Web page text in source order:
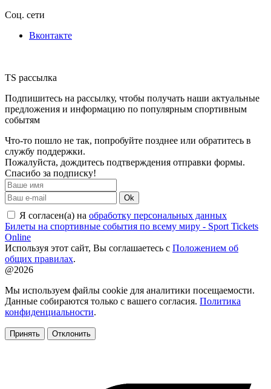
Соц. сети
Вконтакте
TS рассылка
Подпишитесь на рассылку, чтобы получать наши актуальные
предложения и информацию по популярным спортивным
событям
Что-то пошло не так, попробуйте позднее или обратитесь в
службу поддержки.
Пожалуйста, дождитесь подтверждения отправки формы.
Спасибо за подписку!
Ok
Я согласен(а) на обработку персональных данных
Билеты на спортивные события по всему миру - Sport Tickets
Online
Используя этот сайт, Вы соглашаетесь с Положением об
общих правилах.
@2026
Мы используем файлы cookie для аналитики посещаемости.
Данные собираются только с вашего согласия. Политика
конфиденциальности.
Принять Отклонить